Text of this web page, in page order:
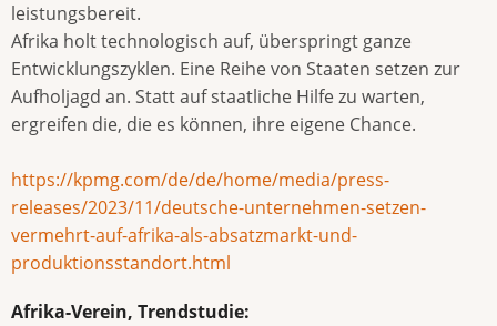
leistungsbereit.
Afrika holt technologisch auf, überspringt ganze
Entwicklungszyklen. Eine Reihe von Staaten setzen zur
Aufholjagd an. Statt auf staatliche Hilfe zu warten,
ergreifen die, die es können, ihre eigene Chance.
https://kpmg.com/de/de/home/media/press-
releases/2023/11/deutsche-unternehmen-setzen-
vermehrt-auf-afrika-als-absatzmarkt-und-
produktionsstandort.html
Afrika-Verein, Trendstudie: